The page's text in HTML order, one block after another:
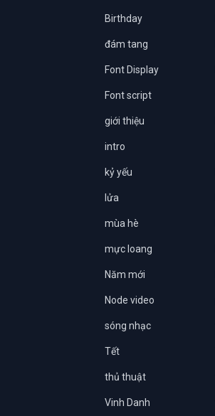
Birthday
đám tang
Font Display
Font script
giới thiệu
intro
kỷ yếu
lửa
mùa hè
mực loang
Năm mới
Node video
sóng nhạc
Tết
thủ thuật
Vinh Danh